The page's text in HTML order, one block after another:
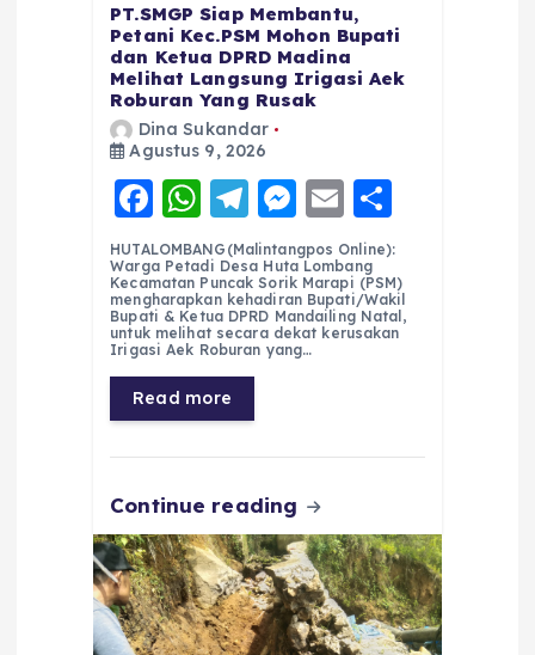
PT.SMGP Siap Membantu,
Petani Kec.PSM Mohon Bupati
dan Ketua DPRD Madina
Melihat Langsung Irigasi Aek
Roburan Yang Rusak
Dina Sukandar
Agustus 9, 2026
F
a
c
e
b
o
o
k
W
h
a
ts
A
p
p
T
el
e
g
r
a
m
M
e
ss
e
n
E
m
ai
l
h
a
re
HUTALOMBANG(Malintangpos Online):
Warga Petadi Desa Huta Lombang
Kecamatan Puncak Sorik Marapi (PSM)
mengharapkan kehadiran Bupati/Wakil
Bupati & Ketua DPRD Mandailing Natal,
untuk melihat secara dekat kerusakan
Irigasi Aek Roburan yang…
Read more
Continue reading